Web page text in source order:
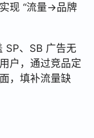
现 “流量→品牌
SP、SB 广告无
户，通过竞品定
，填补流量缺